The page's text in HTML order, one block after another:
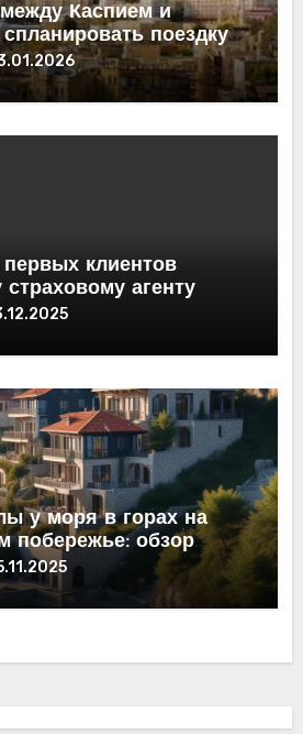
Каспием и
поездку
в Баку
первых клиентов
агенту
у моря в горах на
побережье: обзор